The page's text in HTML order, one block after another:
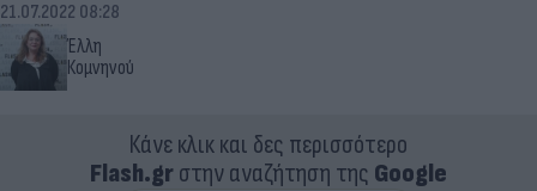
Έλλη
Κομνηνού
21.07.2022 08:28
Κάνε κλικ και δες περισσότερο
Flash.grστην αναζήτηση της Google